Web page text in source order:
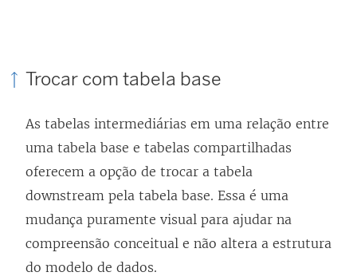
Trocar com tabela base
As tabelas intermediárias em uma relação entre
uma tabela base e tabelas compartilhadas
oferecem a opção de trocar a tabela
downstream pela tabela base. Essa é uma
mudança puramente visual para ajudar na
compreensão conceitual e não altera a estrutura
do modelo de dados.